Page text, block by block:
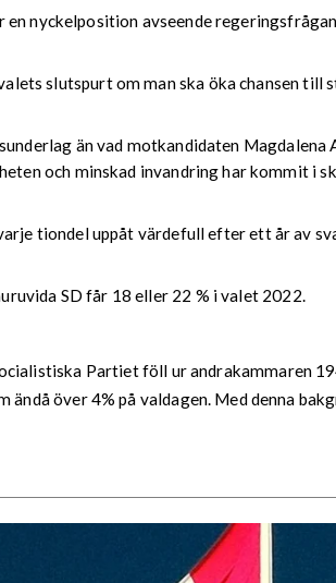
nyckelposition avseende
slutspurt om man ska öka chansen till
än vad motkandidaten Magdalena
och minskad invandring har kommit i
tiondel uppåt värdefull efter ett år av
SD får 18 eller 22 % i valet 2022.
Partiet föll ur andrakammaren
över 4% på valdagen. Med denna